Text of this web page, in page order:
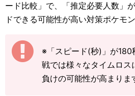
ード比較」で、「推定必要人数」
ドできる可能性が高い対策ポケモ
※「スピード(秒)」が180
戦では様々なタイムロス
負けの可能性が高まりま